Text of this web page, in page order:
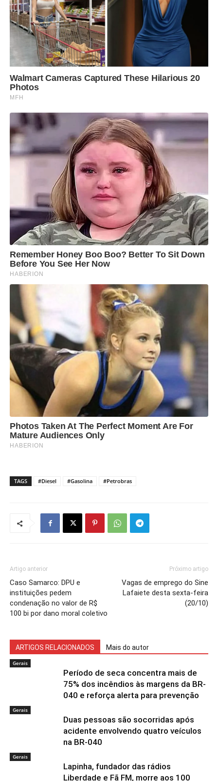
TAGS #Diesel #Gasolina #Petrobras
Artigo anterior
Caso Samarco: DPU e
instituições pedem
condenação no valor de R$
100 bi por dano moral coletivo
Próximo artigo
Vagas de emprego do Sine
Lafaiete desta sexta-feira
(20/10)
ARTIGOS RELACIONADOS Mais do autor
Gerais
Período de seca concentra mais de
75% dos incêndios às margens da BR-
040 e reforça alerta para prevenção
Gerais
Duas pessoas são socorridas após
acidente envolvendo quatro veículos
na BR-040
Gerais
Lapinha, fundador das rádios
Liberdade e Fã FM, morre aos 100